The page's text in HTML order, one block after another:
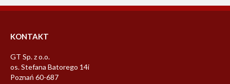
KONTAKT
GT Sp. z o.o.
os. Stefana Batorego 14i
Poznań 60-687